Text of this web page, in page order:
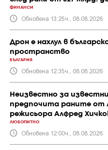
ФИНАНСИ
Обновена 13:25ч., 08.08.2026
Дрон е нахлул в
пространство
БЪЛГАРИЯ
Обновена 12:35ч., 08.08.2026
Неизвестно за
предпочита раните от
режисьора Алфред
ЛЮБОПИТНО
Обновена 12:00ч., 08.08.2026